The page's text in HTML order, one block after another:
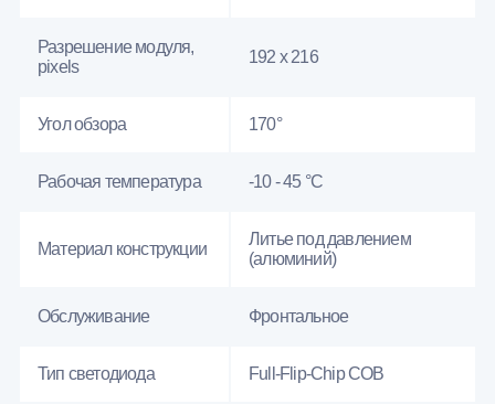
Разрешение модуля,
pixels
192 x 216
Угол обзора 170°
Рабочая температура -10 - 45 °C
Материал конструкции
Литье под давлением
(алюминий)
Обслуживание Фронтальное
Тип светодиода Full-Flip-Chip COB